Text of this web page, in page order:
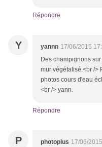
Répondre
Y yannn 17/06/2015
Des champignons
mur végétalisé.<br />
photos cours d'eau
<br /> yann.
Répondre
P photoplus 17/06/